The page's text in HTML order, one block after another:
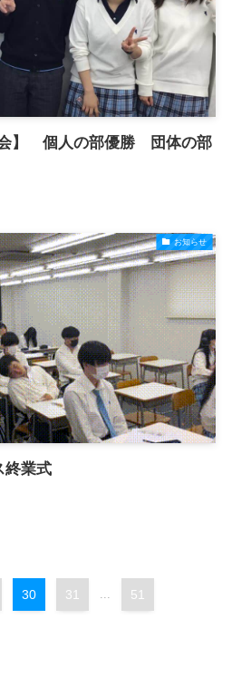
会】 個人の部優勝 団体の部
お知らせ
終業式
30 31 ... 51